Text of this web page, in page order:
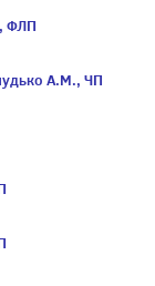
ФЛП
А.М., ЧП